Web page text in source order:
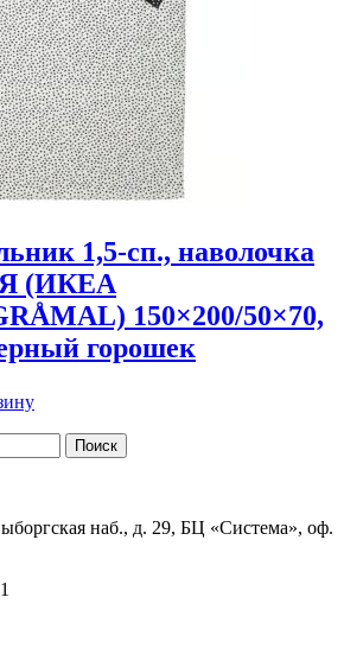
1,5-сп., наволочка
(ИКЕА
150×200/50×70,
горошек
Поиск
наб., д. 29, БЦ «Система», оф.